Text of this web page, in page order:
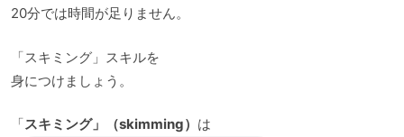
20分では時間が足りません。
「スキミング」スキルを
身につけましょう。
「スキミング」（skimming） は